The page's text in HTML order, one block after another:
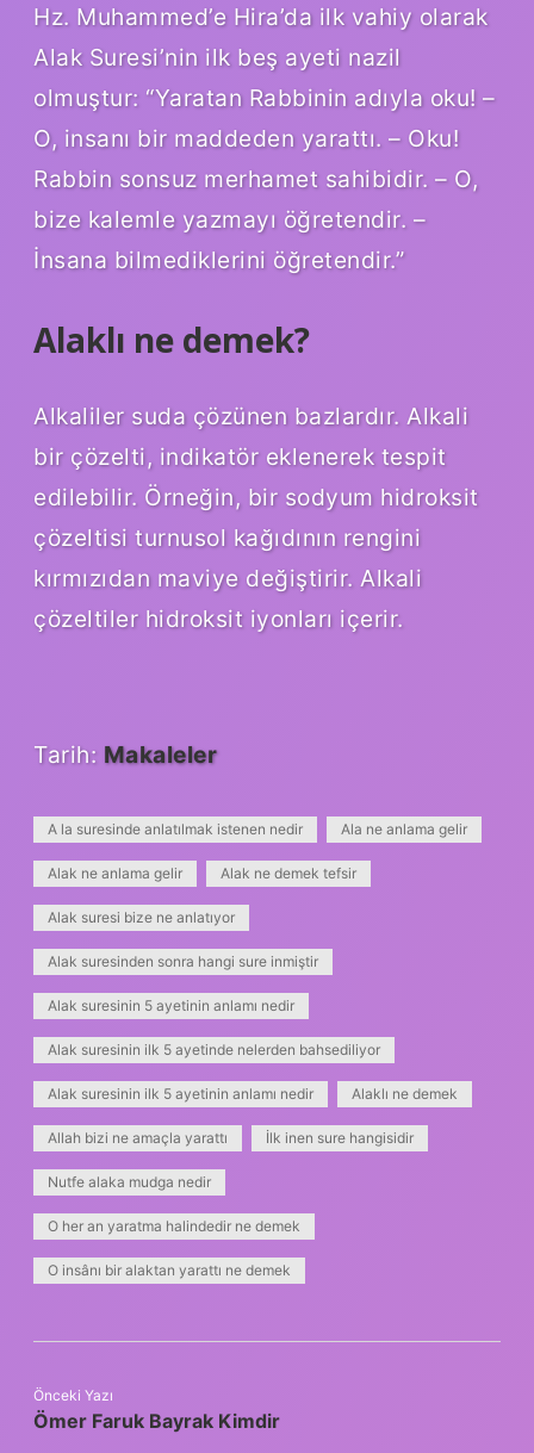
Hz. Muhammed’e Hira’da ilk vahiy olarak
Alak Suresi’nin ilk beş ayeti nazil
olmuştur: “Yaratan Rabbinin adıyla oku! –
O, insanı bir maddeden yarattı. – Oku!
Rabbin sonsuz merhamet sahibidir. – O,
bize kalemle yazmayı öğretendir. –
İnsana bilmediklerini öğretendir.”
Alaklı ne demek?
Alkaliler suda çözünen bazlardır. Alkali
bir çözelti, indikatör eklenerek tespit
edilebilir. Örneğin, bir sodyum hidroksit
çözeltisi turnusol kağıdının rengini
kırmızıdan maviye değiştirir. Alkali
çözeltiler hidroksit iyonları içerir.
Tarih: Makaleler
A la suresinde anlatılmak istenen nedir Ala ne anlama gelir
Alak ne anlama gelir Alak ne demek tefsir
Alak suresi bize ne anlatıyor
Alak suresinden sonra hangi sure inmiştir
Alak suresinin 5 ayetinin anlamı nedir
Alak suresinin ilk 5 ayetinde nelerden bahsediliyor
Alak suresinin ilk 5 ayetinin anlamı nedir Alaklı ne demek
Allah bizi ne amaçla yarattı İlk inen sure hangisidir
Nutfe alaka mudga nedir
O her an yaratma halindedir ne demek
O insânı bir alaktan yarattı ne demek
Önceki Yazı
Ömer Faruk Bayrak Kimdir